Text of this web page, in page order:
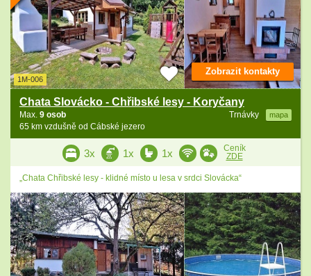
1M-006
Chata Slovácko - Chřibské lesy - Koryčany
Trnávky mapa
Max. 9 osob
65 km vzdušně od Cábské jezero
Zobrazit kontakty
3x 1x 1x
Ceník
ZDE
„Chata Chřibské lesy - klidné místo u lesa v srdci Slovácka“